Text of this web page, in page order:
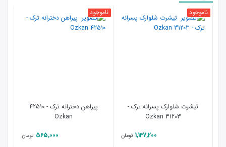
ناموجود
تیشرت شلوارک پسرانه ترک -
31203 Ozkan
1,147,200 تومان
ناموجود
پیراهن دخترانه ترک - 42510
Ozkan
565,000 تومان